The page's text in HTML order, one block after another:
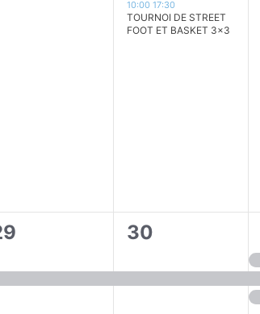
10:00 17:30
TOURNOI DE STREET
FOOT ET BASKET 3×3
1
30